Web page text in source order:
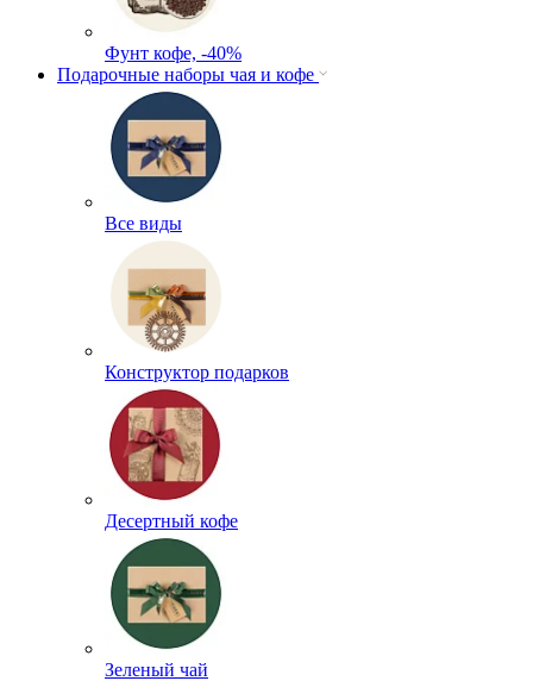
Фунт кофе, -40%
Подарочные наборы чая и кофе
Все виды
Конструктор подарков
Десертный кофе
Зеленый чай